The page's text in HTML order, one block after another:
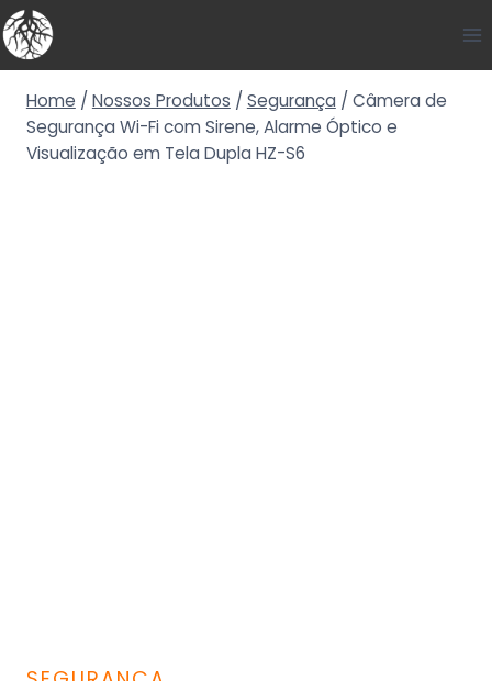
Home / Nossos Produtos / Segurança / Câmera de
Segurança Wi-Fi com Sirene, Alarme Óptico e
Visualização em Tela Dupla HZ-S6